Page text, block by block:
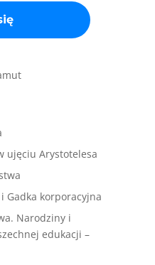
ujęciu Arystotelesa
Gadka korporacyjna
Narodziny i
edukacji –